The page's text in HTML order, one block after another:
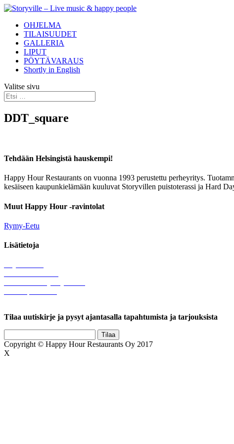
OHJELMA
TILAISUUDET
GALLERIA
LIPUT
PÖYTÄVARAUS
Shortly in English
Valitse sivu
DDT_square
Tehdään Helsingistä hauskempi!
Happy Hour Restaurants on vuonna 1993 perustettu perheyritys.
kesäiseen kaupunkielämään kuuluvat Storyvillen puistoterassi ja Hard
Muut Happy Hour -ravintolat
Rymy-Eetu
Lisätietoja
Tilaa uutiskirje ja pysyt ajantasalla tapahtumista ja tarjouksista
Copyright © Happy Hour Restaurants Oy 2017
X